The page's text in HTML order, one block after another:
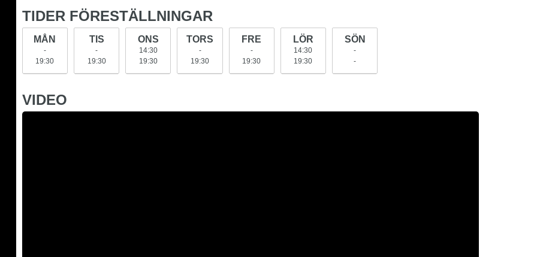
TIDER FÖRESTÄLLNINGAR
MÅN
-
19:30
TIS
-
19:30
ONS
14:30
19:30
TORS
-
19:30
FRE
-
19:30
LÖR
14:30
19:30
SÖN
-
-
VIDEO